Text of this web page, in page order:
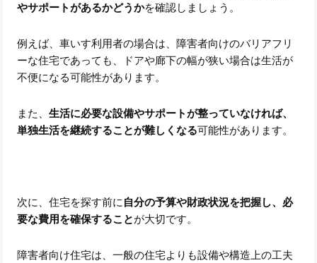
やサポートがあるかどうかを確認しましょう。
例えば、車いす利用者の場合は、障害者向けのバリアフリ
ーな住宅であっても、ドアや廊下の幅が狭い場合は生活が
不便になる可能性があります。
また、生活に必要な設備やサポートが整っていなければ、
単独生活を継続することが難しくなる可能性があります。
次に、住宅を探す前に自分の予算や財政状況を把握し、必
要な費用を確保することが大切です。
障害者向け住宅は、一般の住宅よりも設備や構造上の工夫